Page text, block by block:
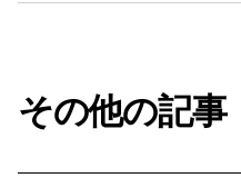
その他の記事